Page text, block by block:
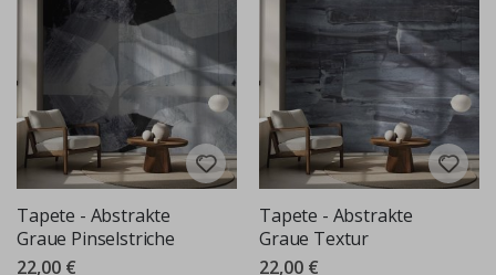
Tapete - Abstrakte
Graue Pinselstriche
22,00 €
Tapete - Abstrakte
Graue Textur
22,00 €